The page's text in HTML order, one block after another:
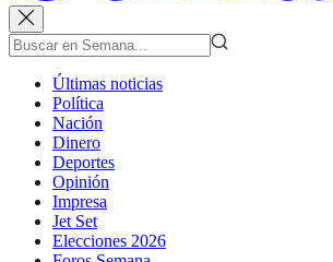
Últimas noticias
Política
Nación
Dinero
Deportes
Opinión
Impresa
Jet Set
Elecciones 2026